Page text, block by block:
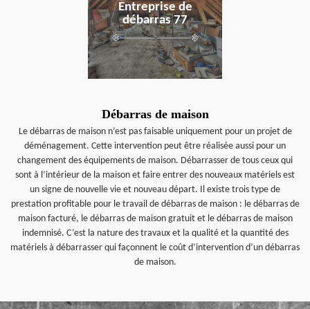
Entreprise de
débarras 77
Débarras de maison
Le débarras de maison n’est pas faisable uniquement pour un projet de
déménagement. Cette intervention peut être réalisée aussi pour un
changement des équipements de maison. Débarrasser de tous ceux qui
sont à l’intérieur de la maison et faire entrer des nouveaux matériels est
un signe de nouvelle vie et nouveau départ. Il existe trois type de
prestation profitable pour le travail de débarras de maison : le débarras de
maison facturé, le débarras de maison gratuit et le débarras de maison
indemnisé. C’est la nature des travaux et la qualité et la quantité des
matériels à débarrasser qui façonnent le coût d’intervention d’un débarras
de maison.